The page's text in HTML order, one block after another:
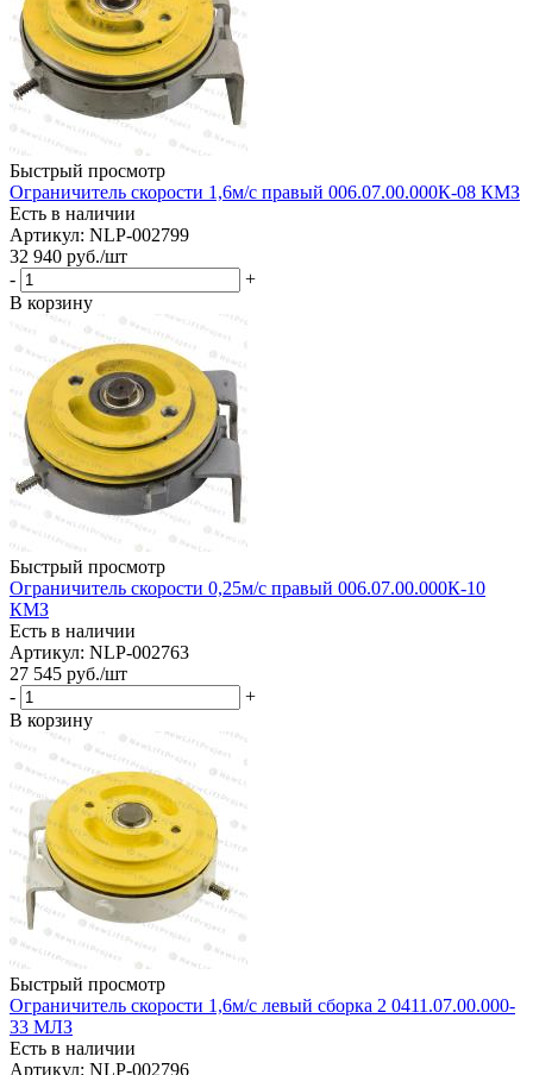
Быстрый просмотр
Ограничитель скорости 1,6м/с правый 006.07.00.000К-08 КМЗ
Есть в наличии
Артикул: NLP-002799
32 940 руб./шт
-
+
В корзину
Быстрый просмотр
Ограничитель скорости 0,25м/с правый 006.07.00.000К-10
КМЗ
Есть в наличии
Артикул: NLP-002763
27 545 руб./шт
-
+
В корзину
Быстрый просмотр
Ограничитель скорости 1,6м/с левый сборка 2 0411.07.00.000-
33 МЛЗ
Есть в наличии
Артикул: NLP-002796